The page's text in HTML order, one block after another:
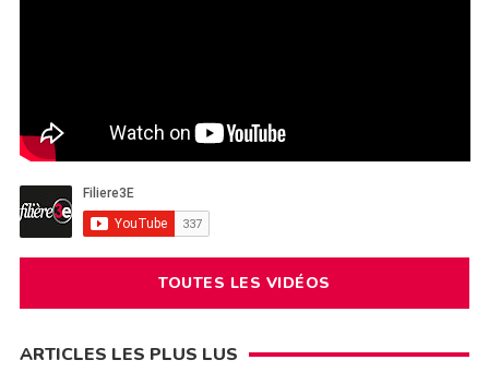
TOUTES LES VIDÉOS
ARTICLES LES PLUS LUS